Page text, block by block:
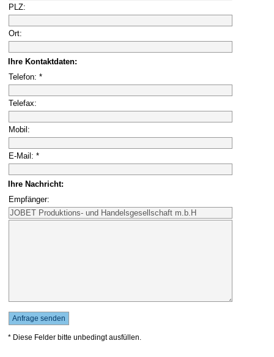
PLZ:
Ort:
Ihre Kontaktdaten:
Telefon: *
Telefax:
Mobil:
E-Mail: *
Ihre Nachricht:
Empfänger:
* Diese Felder bitte unbedingt ausfüllen.